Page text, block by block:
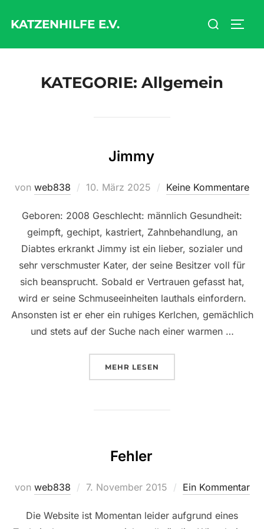
InhaltKATZENHILFE E.V.
Suchen
KATEGORIE: Allgemein
Jimmy
von web838
Veröffentlicht
10. März 2025 Keine Kommentare
Geboren: 2008 Geschlecht: männlich Gesundheit:
geimpft, gechipt, kastriert, Zahnbehandlung, an
Diabtes erkrankt Jimmy ist ein lieber, sozialer und
sehr verschmuster Kater, der seine Besitzer voll für
sich beansprucht. Sobald er Vertrauen gefasst hat,
wird er seine Schmuseeinheiten lauthals einfordern.
Ansonsten ist er eher ein ruhiges Kerlchen, gemächlich
und stets auf der Suche nach einer warmen …
MEHR ÜBER „JIMMY“
LESEN
Fehler
von web838
Veröffentlicht
7. November 2015 Ein Kommentar
Die Website ist Momentan leider aufgrund eines